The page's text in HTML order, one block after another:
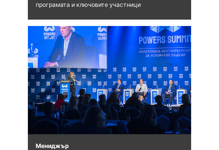
програмата и ключовите участници
Мениджър